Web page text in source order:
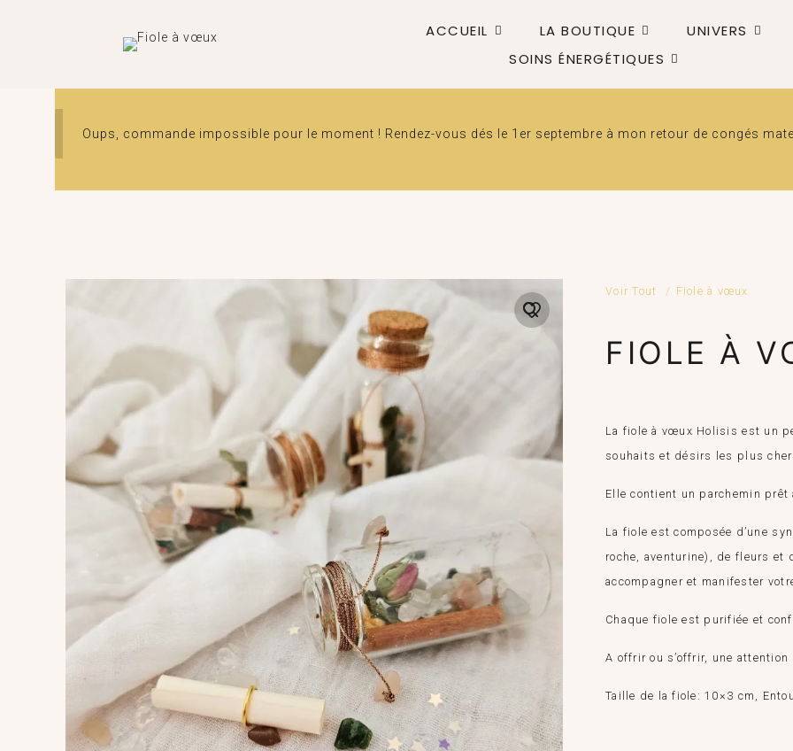
ACCUEIL LA BOUTIQUE
UNIVERS
SOINS ÉNERGÉTIQUES
Oups, commande impossible pour le moment ! Rendez-vous dés le 1er septembre à mon retour de congés
Voir Tout / Fiole à vœux
FIOLE À
La fiole à vœux Holisis est un
souhaits et désirs les plus
Elle contient un parchemin
La fiole est composée d’une
roche, aventurine), de fleurs et
accompagner et manifester
Chaque fiole est purifiée et
A offrir ou s’offrir, une
Taille de la fiole: 10×3 cm,